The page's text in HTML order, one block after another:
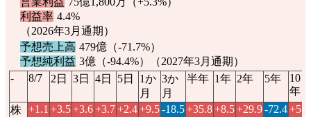
利益率 4.4%
（2026年3月通期）
予想売上高 479億（-71.7%）
予想純利益 3億（-94.4%）（2027年3月通期）
-
8/7 2日 3日 4日 5日
1か
月
3か
月
半年 1年 2年 5年
10
年
株 +1.1 +3.5+3.6+3.7+2.4+9.5-18.5+35.8+8.5+29.9-72.4+5.3